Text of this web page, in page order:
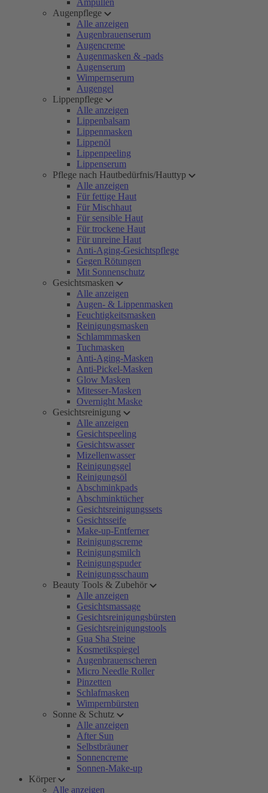
Ampullen
Augenpflege
Alle anzeigen
Augenbrauenserum
Augencreme
Augenmasken & -pads
Augenserum
Wimpernserum
Augengel
Lippenpflege
Alle anzeigen
Lippenbalsam
Lippenmasken
Lippenöl
Lippenpeeling
Lippenserum
Pflege nach Hautbedürfnis/Hauttyp
Alle anzeigen
Für fettige Haut
Für Mischhaut
Für sensible Haut
Für trockene Haut
Für unreine Haut
Anti-Aging-Gesichtspflege
Gegen Rötungen
Mit Sonnenschutz
Gesichtsmasken
Alle anzeigen
Augen- & Lippenmasken
Feuchtigkeitsmasken
Reinigungsmasken
Schlammmasken
Tuchmasken
Anti-Aging-Masken
Anti-Pickel-Masken
Glow Masken
Mitesser-Masken
Overnight Maske
Gesichtsreinigung
Alle anzeigen
Gesichtspeeling
Gesichtswasser
Mizellenwasser
Reinigungsgel
Reinigungsöl
Abschminkpads
Abschminktücher
Gesichtsreinigungssets
Gesichtsseife
Make-up-Entferner
Reinigungscreme
Reinigungsmilch
Reinigungspuder
Reinigungsschaum
Beauty Tools & Zubehör
Alle anzeigen
Gesichtsmassage
Gesichtsreinigungsbürsten
Gesichtsreinigungstools
Gua Sha Steine
Kosmetikspiegel
Augenbrauenscheren
Micro Needle Roller
Pinzetten
Schlafmasken
Wimpernbürsten
Sonne & Schutz
Alle anzeigen
After Sun
Selbstbräuner
Sonnencreme
Sonnen-Make-up
Körper
Alle anzeigen